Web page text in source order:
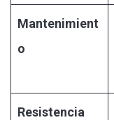
Mantenimient
o
Resistencia